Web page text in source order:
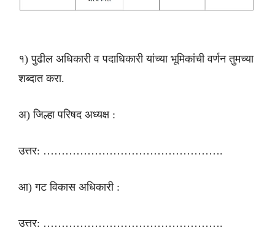
१) पुढील अधिकारी व पदाधिकारी यांच्या भूमिकांची वर्णन तुमच्या
शब्दात करा.
अ) जिल्हा परिषद अध्यक्ष :
उत्तर: ………………………………………….
आ) गट विकास अधिकारी :
उत्तर: ………………………………………….